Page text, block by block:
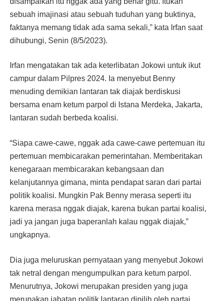
sebuah imajinasi atau sebuah tuduhan yang buktinya,
faktanya memang tidak ada sama sekali,” kata Irfan saat
dihubungi, Senin (8/5/2023).
Irfan mengatakan tak ada keterlibatan Jokowi untuk ikut
campur dalam Pilpres 2024. Ia menyebut Benny
menuding demikian lantaran tak diajak berdiskusi
bersama enam ketum parpol di Istana Merdeka, Jakarta,
lantaran sudah berbeda koalisi.
“Siapa cawe-cawe, nggak ada cawe-cawe pertemuan itu
pertemuan membicarakan pemerintahan. Memberitakan
kenegaraan membicarakan kebangsaan dan
kelanjutannya gimana, minta pendapat saran dari partai
politik koalisi. Mungkin Pak Benny merasa seperti itu
karena merasa nggak diajak, karena bukan partai koalisi,
jadi ya jangan juga baperanlah kalau nggak diajak,”
ungkapnya.
Dia juga meluruskan pernyataan yang menyebut Jokowi
tak netral dengan mengumpulkan para ketum parpol.
Menurutnya, Jokowi merupakan presiden yang juga
merupakan jabatan politik lantaran dipilih oleh partai.